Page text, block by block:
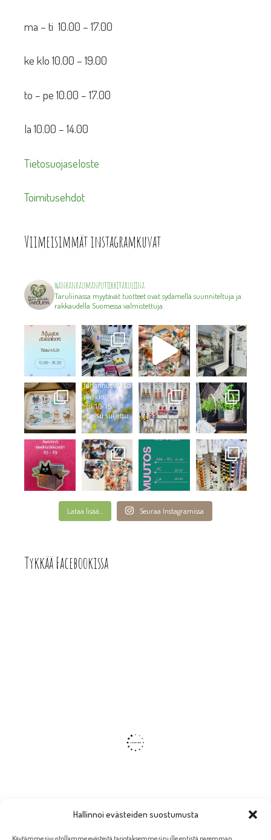
Hallinnoi evästeiden suostumusta
ma – ti 10.00 – 17.00
ke klo 10.00 – 19.00
to – pe 10.00 – 17.00
la 10.00 – 14.00
Tietosuojaseloste
Toimitusehdot
Viimeisimmät instagramkuvat
wanhanraumanputiikkitaruliina
Taruliinassa myytävät tuotteet ovat sydämellä suunniteltuja ja
rakkaudella Suomessa valmistettuja.
Lataa lisää... Seuraa Instagramissa
Tykkää Facebookissa